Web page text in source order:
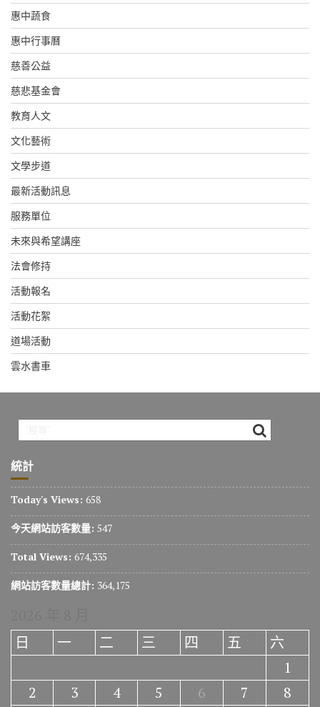
惠中蔬食
惠中行事曆
慈善公益
慈悲基金會
教育人文
文化藝術
文學步道
最新活動訊息
服務單位
未來與希望講座
法會修持
活動報名
活動花絮
道場活動
雲水書車
統計
Today's Views: 658
今天網站訪客數量: 547
Total Views: 674,335
網站訪客數量總計: 364,175
日
一 二 三 四 五
六
1
2
3 4 5 6 7
8